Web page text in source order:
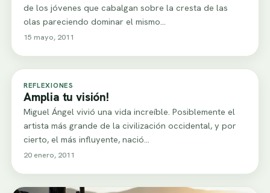
de los jóvenes que cabalgan sobre la cresta de las
olas pareciendo dominar el mismo…
15 mayo, 2011
REFLEXIONES
Amplia tu visión!
Miguel Ángel vivió una vida increíble. Posiblemente el
artista más grande de la civilización occidental, y por
cierto, el más influyente, nació…
20 enero, 2011